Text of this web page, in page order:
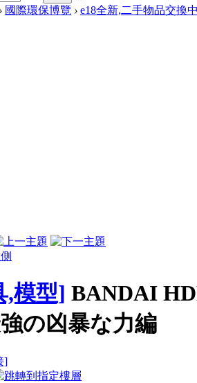
› 國際環保博覽 › e18全新,二手物品交換
,模型] BANDAI
の凶暴な力編
]